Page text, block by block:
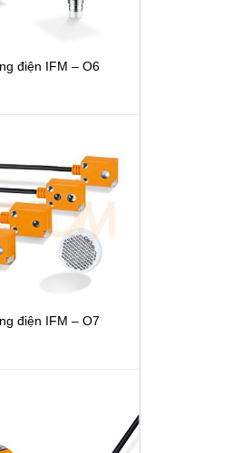
điện IFM – O6
điện IFM – O7